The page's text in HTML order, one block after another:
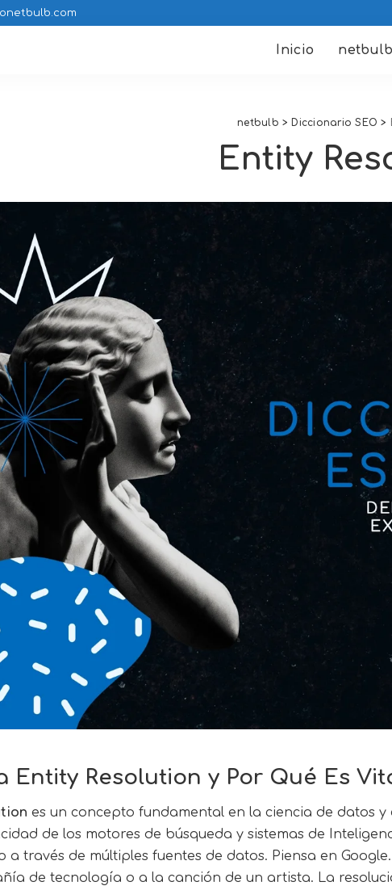
Inicio netbulb
netbulb > Diccionario SEO >
Entity
Entity Resolution y Por Qué Es
es un concepto fundamental en la ciencia de datos
de los motores de búsqueda y sistemas de
través de múltiples fuentes de datos. Piensa en
de tecnología o a la canción de un artista. La